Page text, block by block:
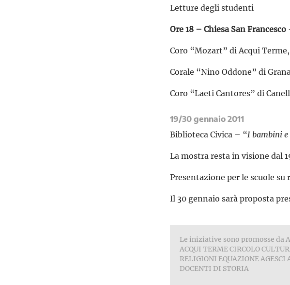
Letture degli studenti
Ore 18 – Chiesa San Francesco
Coro “Mozart” di Acqui
Corale “Nino Oddone” di
Coro “Laeti Cantores” di
19/30 gennaio 2011
Biblioteca Civica – “I bambini e
La mostra resta in visione dal
Presentazione per le scuole su
Il 30 gennaio sarà proposta
Le iniziative sono promosse da
ACQUI TERME CIRCOLO
RELIGIONI EQUAZIONE
DOCENTI DI STORIA